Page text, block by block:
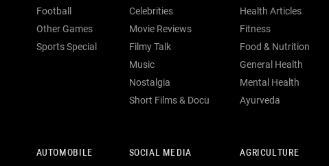
Football
Other Games
Sports Special
Celebrities
Movie Reviews
Filmy Talk
Music
Nostalgia
Short Films & Docu
Health Articles
Fitness
Food & Nutrition
General Health
Mental Health
Ayurveda
AUTOMOBILE SOCIAL MEDIA AGRICULTURE